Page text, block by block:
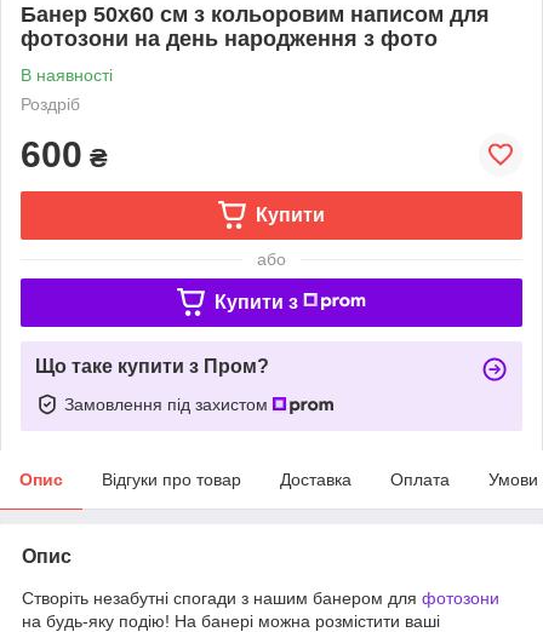
Банер 50х60 см з кольоровим написом для
фотозони на день народження з фото
В наявності
Роздріб
600 ₴
Купити
або
Купити з
Що таке купити з Пром?
Замовлення під захистом
Опис Відгуки про товар Доставка Оплата Умови
Опис
Створіть незабутні спогади з нашим банером для фотозони
на будь-яку подію! На банері можна розмістити ваші